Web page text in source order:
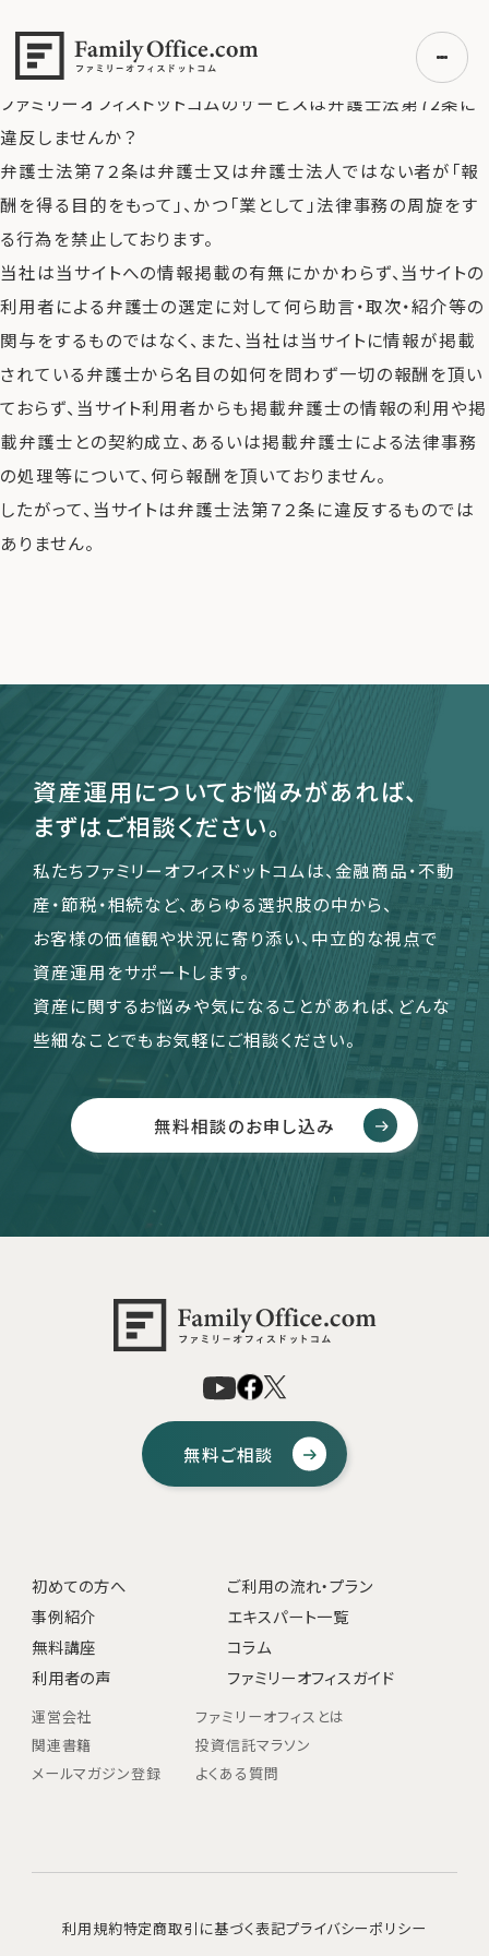
初めての方へ
ご利用の流れ・プラン
事例紹介
エキスパート一覧
無料講座
コラム
利用者の声
無料ご相談 ログイン
よくある質問
スは弁護士法第72条に違反しませんか？
ファミリーオフィスドットコムのサービスは弁護士法第72条に
違反しませんか？
弁護士法第７２条は弁護士又は弁護士法人ではない者が「報
酬を得る目的をもって」、かつ「業として」法律事務の周旋をす
る行為を禁止しております。
当社は当サイトへの情報掲載の有無にかかわらず、当サイトの
利用者による弁護士の選定に対して何ら助言・取次・紹介等の
関与をするものではなく、また、当社は当サイトに情報が掲載
されている弁護士から名目の如何を問わず一切の報酬を頂い
ておらず、当サイト利用者からも掲載弁護士の情報の利用や掲
載弁護士との契約成立、あるいは掲載弁護士による法律事務
の処理等について、何ら報酬を頂いておりません。
したがって、当サイトは弁護士法第７２条に違反するものでは
ありません。
資産運用についてお悩みがあれば、
まずはご相談ください。
私たちファミリーオフィスドットコムは、金融商品・不動
産・節税・相続など、あらゆる選択肢の中から、
お客様の価値観や状況に寄り添い、中立的な視点で
資産運用をサポートします。
資産に関するお悩みや気になることがあれば、どんな
些細なことでもお気軽にご相談ください。
無料相談のお申し込み
無料ご相談
初めての方へ
ご利用の流れ・プラン
事例紹介
エキスパート一覧
無料講座
コラム
利用者の声
ファミリーオフィスガイド
運営会社
ファミリーオフィスとは
関連書籍
投資信託マラソン
メールマガジン登録
よくある質問
利用規約特定商取引に基づく表記プライバシーポリシー